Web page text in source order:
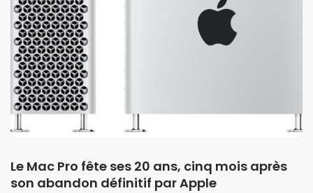
Le Mac Pro fête ses 20 ans, cinq mois après
son abandon définitif par Apple